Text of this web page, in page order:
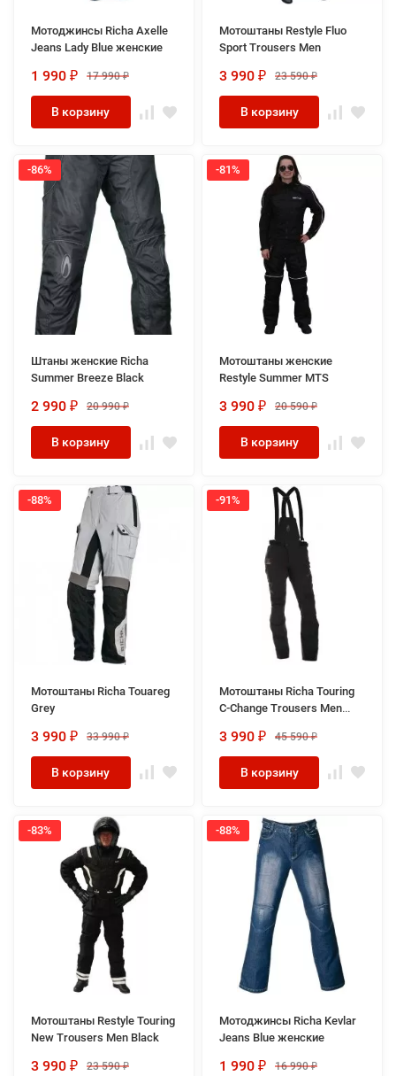
Мотоджинсы Richa Axelle
Jeans Lady Blue женские
1 990 ₽ 17 990 ₽
В корзину
Мотоштаны Restyle Fluo
Sport Trousers Men
3 990 ₽ 23 590 ₽
В корзину
-86%
Штаны женские Richa
Summer Breeze Black
2 990 ₽ 20 990 ₽
В корзину
-81%
Мотоштаны женские
Restyle Summer MTS
3 990 ₽ 20 590 ₽
В корзину
-88%
Мотоштаны Richa Touareg
Grey
3 990 ₽ 33 990 ₽
В корзину
-91%
Мотоштаны Richa Touring
C-Change Trousers Men
3 990 ₽ 45 590 ₽
В корзину
-83%
Мотоштаны Restyle Touring
New Trousers Men Black
3 990 ₽ 23 590 ₽
-88%
Мотоджинсы Richa Kevlar
Jeans Blue женские
1 990 ₽ 16 990 ₽